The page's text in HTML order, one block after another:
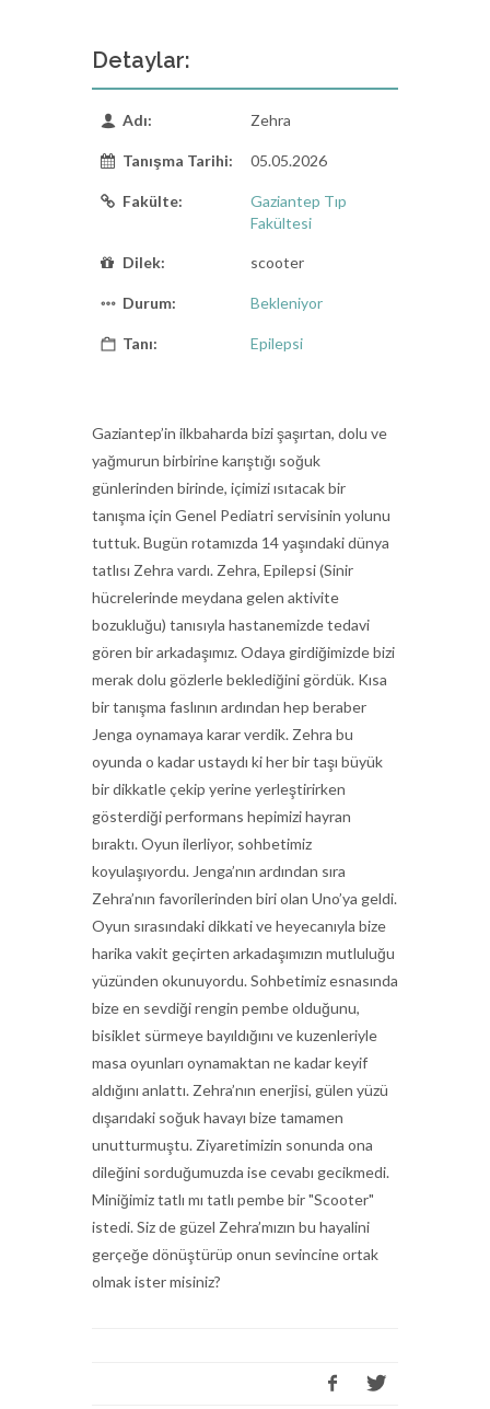
Detaylar:
Adı: Zehra
Tanışma Tarihi: 05.05.2026
Fakülte:
Gaziantep Tıp
Fakültesi
Dilek: scooter
Durum: Bekleniyor
Tanı: Epilepsi
Gaziantep’in ilkbaharda bizi şaşırtan, dolu ve
yağmurun birbirine karıştığı soğuk
günlerinden birinde, içimizi ısıtacak bir
tanışma için Genel Pediatri servisinin yolunu
tuttuk. Bugün rotamızda 14 yaşındaki dünya
tatlısı Zehra vardı. Zehra, Epilepsi (Sinir
hücrelerinde meydana gelen aktivite
bozukluğu) tanısıyla hastanemizde tedavi
gören bir arkadaşımız. Odaya girdiğimizde bizi
merak dolu gözlerle beklediğini gördük. Kısa
bir tanışma faslının ardından hep beraber
Jenga oynamaya karar verdik. Zehra bu
oyunda o kadar ustaydı ki her bir taşı büyük
bir dikkatle çekip yerine yerleştirirken
gösterdiği performans hepimizi hayran
bıraktı. Oyun ilerliyor, sohbetimiz
koyulaşıyordu. Jenga’nın ardından sıra
Zehra’nın favorilerinden biri olan Uno’ya geldi.
Oyun sırasındaki dikkati ve heyecanıyla bize
harika vakit geçirten arkadaşımızın mutluluğu
yüzünden okunuyordu. Sohbetimiz esnasında
bize en sevdiği rengin pembe olduğunu,
bisiklet sürmeye bayıldığını ve kuzenleriyle
masa oyunları oynamaktan ne kadar keyif
aldığını anlattı. Zehra’nın enerjisi, gülen yüzü
dışarıdaki soğuk havayı bize tamamen
unutturmuştu. Ziyaretimizin sonunda ona
dileğini sorduğumuzda ise cevabı gecikmedi.
Miniğimiz tatlı mı tatlı pembe bir "Scooter"
istedi. Siz de güzel Zehra’mızın bu hayalini
gerçeğe dönüştürüp onun sevincine ortak
olmak ister misiniz?